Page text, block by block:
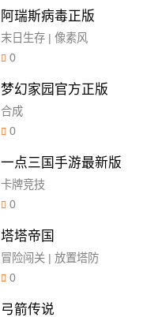
阿瑞斯病毒正版
末日生存 | 像素风
0
梦幻家园官方正版
合成
0
一点三国手游最新版
卡牌竞技
0
塔塔帝国
冒险闯关 | 放置塔防
0
弓箭传说